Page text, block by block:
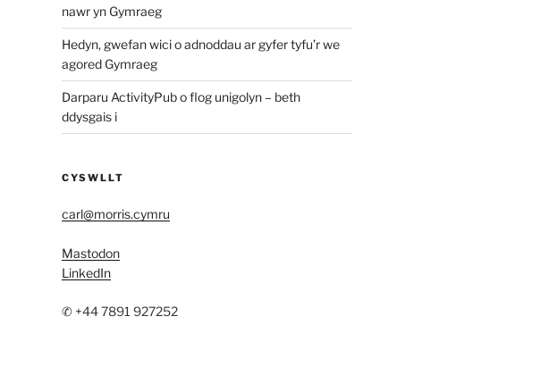
nawr yn Gymraeg
Hedyn, gwefan wici o adnoddau ar gyfer tyfu’r we
agored Gymraeg
Darparu ActivityPub o flog unigolyn – beth
ddysgais i
CYSWLLT
carl@morris.cymru
Mastodon
LinkedIn
✆ +44 7891 927252